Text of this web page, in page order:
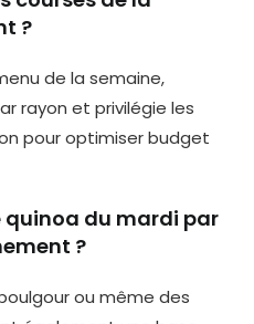
?
de la semaine,
rayon et privilégie les
pour optimiser budget
du mardi par
?
ou même des